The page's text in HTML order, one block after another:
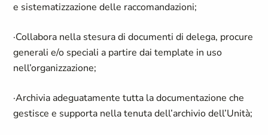
e sistematizzazione delle raccomandazioni;
·Collabora nella stesura di documenti di delega, procure
generali e/o speciali a partire dai template in uso
nell’organizzazione;
·Archivia adeguatamente tutta la documentazione che
gestisce e supporta nella tenuta dell’archivio dell’Unità;